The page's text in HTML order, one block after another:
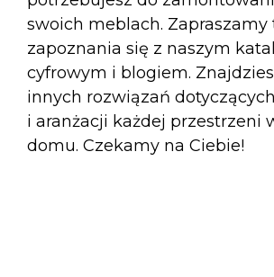
swoich meblach. Zapraszamy
zapoznania się z naszym
cyfrowym i blogiem.
innych rozwiązań
i aranżacji każdej przestrzeni
domu. Czekamy na Ciebie!